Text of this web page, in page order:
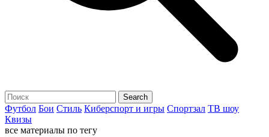
Футбол Бои Стиль Киберспорт и игры Спортзал ТВ шоу
Квизы
все материалы по тегу